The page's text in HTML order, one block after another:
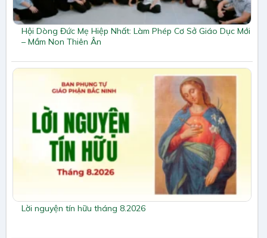
Hội Dòng Đức Mẹ Hiệp Nhất: Làm Phép Cơ Sở Giáo Dục Mới
– Mầm Non Thiên Ân
Lời nguyện tín hữu tháng 8.2026